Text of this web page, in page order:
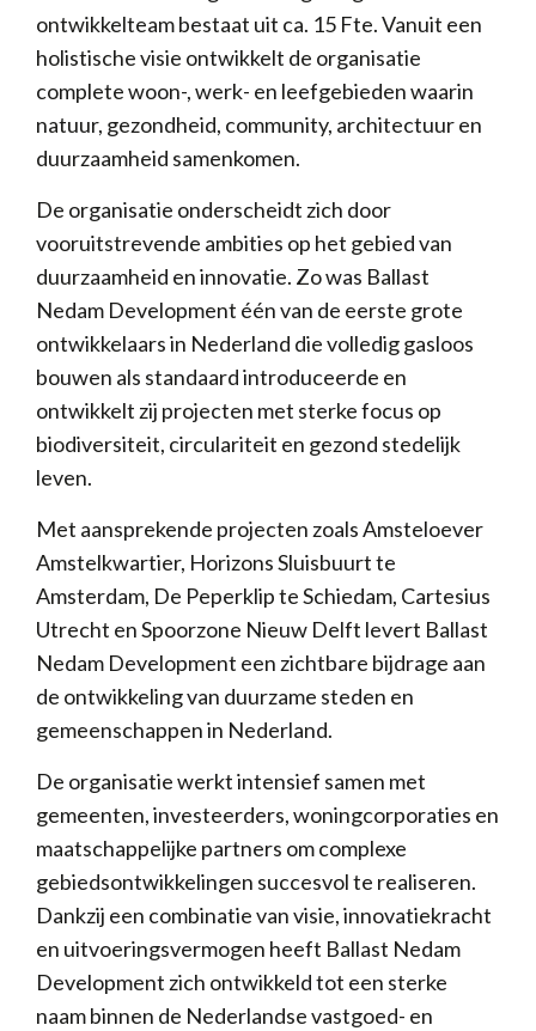
ontwikkelteam bestaat uit ca. 15 Fte. Vanuit een
holistische visie ontwikkelt de organisatie
complete woon-, werk- en leefgebieden waarin
natuur, gezondheid, community, architectuur en
duurzaamheid samenkomen.
De organisatie onderscheidt zich door
vooruitstrevende ambities op het gebied van
duurzaamheid en innovatie. Zo was Ballast
Nedam Development één van de eerste grote
ontwikkelaars in Nederland die volledig gasloos
bouwen als standaard introduceerde en
ontwikkelt zij projecten met sterke focus op
biodiversiteit, circulariteit en gezond stedelijk
leven.
Met aansprekende projecten zoals Amsteloever
Amstelkwartier, Horizons Sluisbuurt te
Amsterdam, De Peperklip te Schiedam, Cartesius
Utrecht en Spoorzone Nieuw Delft levert Ballast
Nedam Development een zichtbare bijdrage aan
de ontwikkeling van duurzame steden en
gemeenschappen in Nederland.
De organisatie werkt intensief samen met
gemeenten, investeerders, woningcorporaties en
maatschappelijke partners om complexe
gebiedsontwikkelingen succesvol te realiseren.
Dankzij een combinatie van visie, innovatiekracht
en uitvoeringsvermogen heeft Ballast Nedam
Development zich ontwikkeld tot een sterke
naam binnen de Nederlandse vastgoed- en